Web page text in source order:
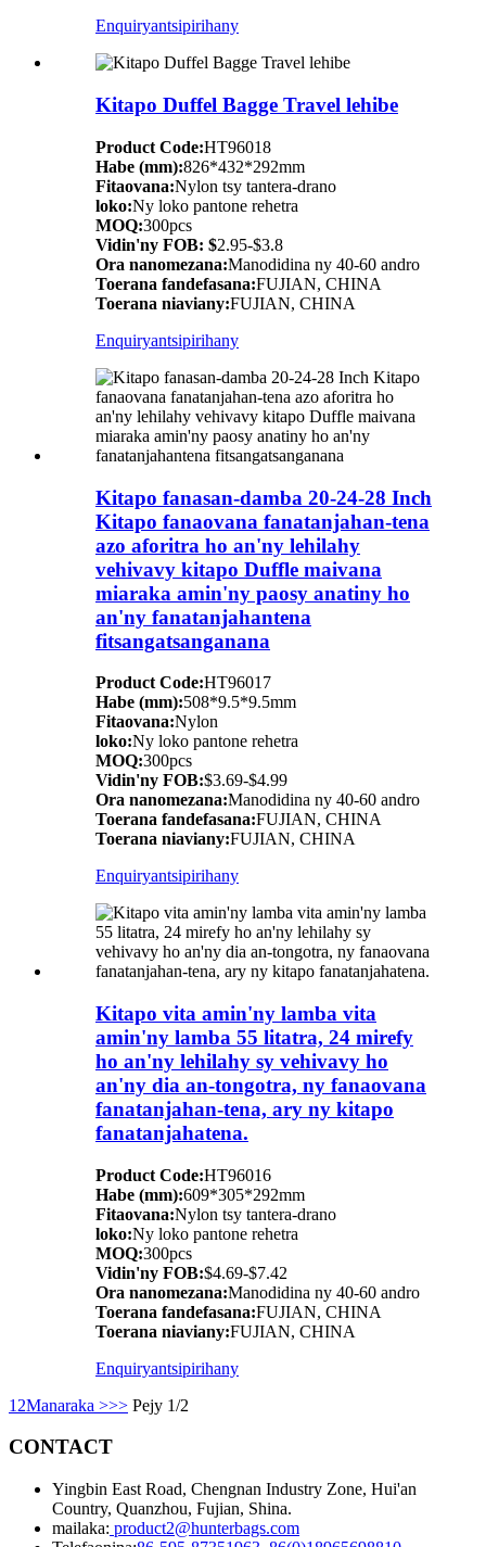
Enquiryantsipirihany
Kitapo Duffel Bagge Travel lehibe
Product Code:HT96018
Habe (mm):826*432*292mm
Fitaovana:Nylon tsy tantera-drano
loko:Ny loko pantone rehetra
MOQ:300pcs
Vidin'ny FOB: $2.95-$3.8
Ora nanomezana:Manodidina ny 40-60 andro
Toerana fandefasana:FUJIAN, CHINA
Toerana niaviany:FUJIAN, CHINA
Enquiryantsipirihany
Kitapo fanasan-damba 20-24-28 Inch
Kitapo fanaovana fanatanjahan-tena
azo aforitra ho an'ny lehilahy
vehivavy kitapo Duffle maivana
miaraka amin'ny paosy anatiny ho
an'ny fanatanjahantena
fitsangatsanganana
Product Code:HT96017
Habe (mm):508*9.5*9.5mm
Fitaovana:Nylon
loko:Ny loko pantone rehetra
MOQ:300pcs
Vidin'ny FOB:$3.69-$4.99
Ora nanomezana:Manodidina ny 40-60 andro
Toerana fandefasana:FUJIAN, CHINA
Toerana niaviany:FUJIAN, CHINA
Enquiryantsipirihany
Kitapo vita amin'ny lamba vita
amin'ny lamba 55 litatra, 24 mirefy
ho an'ny lehilahy sy vehivavy ho
an'ny dia an-tongotra, ny fanaovana
fanatanjahan-tena, ary ny kitapo
fanatanjahatena.
Product Code:HT96016
Habe (mm):609*305*292mm
Fitaovana:Nylon tsy tantera-drano
loko:Ny loko pantone rehetra
MOQ:300pcs
Vidin'ny FOB:$4.69-$7.42
Ora nanomezana:Manodidina ny 40-60 andro
Toerana fandefasana:FUJIAN, CHINA
Toerana niaviany:FUJIAN, CHINA
Enquiryantsipirihany
1 2Manaraka >>> Pejy 1/2
CONTACT
Yingbin East Road, Chengnan Industry Zone, Hui'an
Country, Quanzhou, Fujian, Shina.
mailaka: product2@hunterbags.com